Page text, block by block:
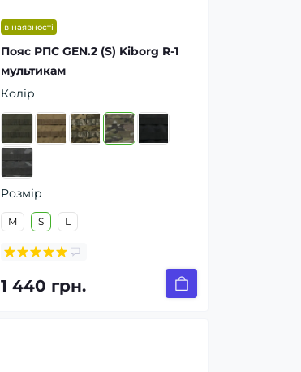
в наявності
Пояс РПС GEN.2 (S) Kiborg R-1
мультикам
Колір
Розмір
M S L
1 440 грн.